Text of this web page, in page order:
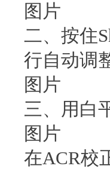
图片
二、按住
行自动调
图片
三、用白
图片
在ACR校